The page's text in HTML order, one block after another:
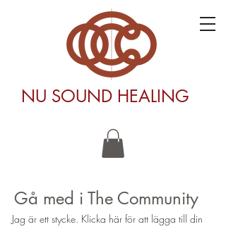
NU SOUND HEALING
Gå med i The Community
Jag är ett stycke. Klicka här för att lägga till din